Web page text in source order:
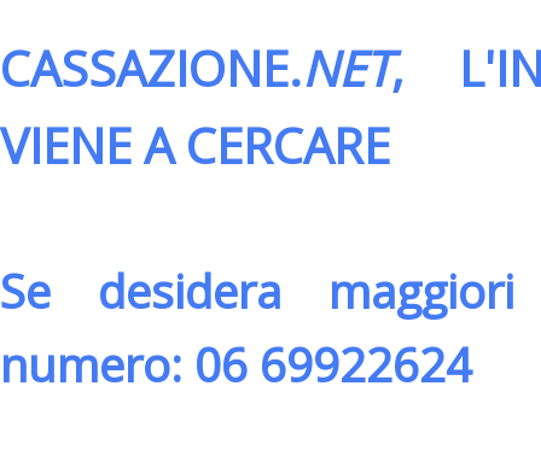
CASSAZIONE.NET,
VIENE A CERCARE
Se desidera
numero: 06 69922624